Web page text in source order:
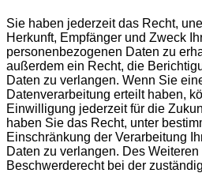
Sie haben jederzeit das Recht,
Herkunft, Empfänger und Zweck
personenbezogenen Daten zu
außerdem ein Recht, die
Daten zu verlangen. Wenn Sie
Datenverarbeitung erteilt haben,
Einwilligung jederzeit für die
haben Sie das Recht, unter
Einschränkung der Verarbeitung
Daten zu verlangen. Des
Beschwerderecht bei der